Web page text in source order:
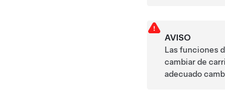
AVISO
Las funciones
cambiar de
adecuado